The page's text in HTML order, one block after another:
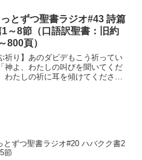
るのに、分け隔てをしてはならな
たとえ...
とずつ聖書ラジオ#43 詩篇
～8節（口語訳聖書：旧約
800頁）
祈り】あのダビデもこう祈ってい
神よ、わたしの叫びを聞いてくだ
わたしの祈に耳を傾けてくださ
とずつ聖書ラジオ#20 ハバクク書2
節